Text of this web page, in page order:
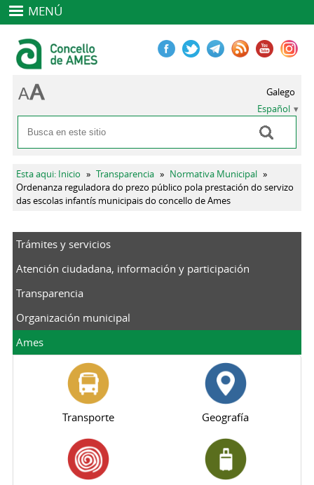
MENÚ
Formulario de búsqueda
Buscar
Galego
Español
Se encuentra usted aquí
Esta aqui: Inicio » Transparencia » Normativa Municipal »
Ordenanza reguladora do prezo público pola prestación do servizo
das escolas infantís municipais do concello de Ames
Trámites y servicios
Atención ciudadana, información y participación
Transparencia
Organización municipal
Ames
Transporte Geografía